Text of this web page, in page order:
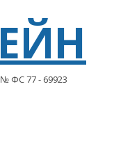
ФС 77 - 69923